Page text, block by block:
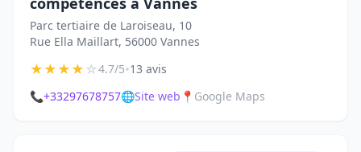
Parc tertiaire de Laroiseau, 10
Rue Ella Maillart, 56000 Vannes
★★★★☆4.7/5•13 avis
📞+33297678757🌐Site web 📍 Google Maps